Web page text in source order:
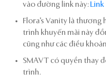
vào đường link này: Link
Flora’s Vanity là
trình khuyến mãi này
cũng như các điều
SMAVT có quyền thay
trình.